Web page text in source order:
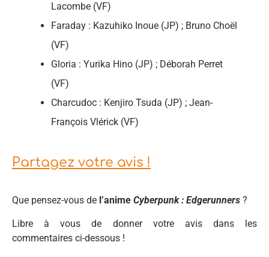
Lacombe (VF)
Faraday : Kazuhiko Inoue (JP) ; Bruno Choël
(VF)
Gloria : Yurika Hino (JP) ; Déborah Perret
(VF)
Charcudoc : Kenjiro Tsuda (JP) ; Jean-
François Vlérick (VF)
Partagez votre avis !
Que pensez-vous de l’anime Cyberpunk : Edgerunners ?
Libre à vous de donner votre avis dans les
commentaires ci-dessous !